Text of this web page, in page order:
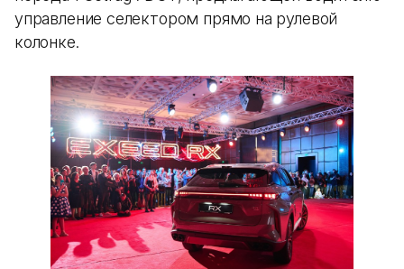
управление селектором прямо на рулевой
колонке.